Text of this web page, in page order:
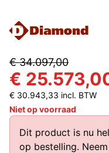
€ 34.097,00
€
€ 30.943,33 incl. BTW
Niet op voorraad
Dit product is nu
op bestelling.